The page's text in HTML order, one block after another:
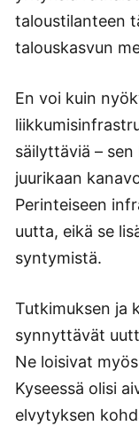
taloustilanteen
talouskasvun
En voi kuin
säilyttäviä –
juurikaan
Perinteiseen
uutta, eikä se
syntymistä.
Tutkimuksen ja
synnyttävät
Ne loisivat
Kyseessä olisi
elvytyksen